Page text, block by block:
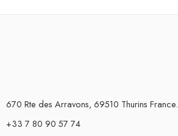
670 Rte des Arravons, 69510 Thurins France.
+33 7 80 90 57 74